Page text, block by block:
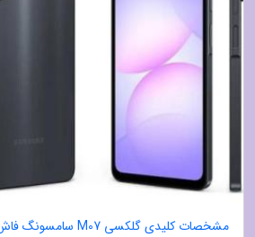
مشخصات کلیدی گلکسی M07 سامسونگ فاش شد